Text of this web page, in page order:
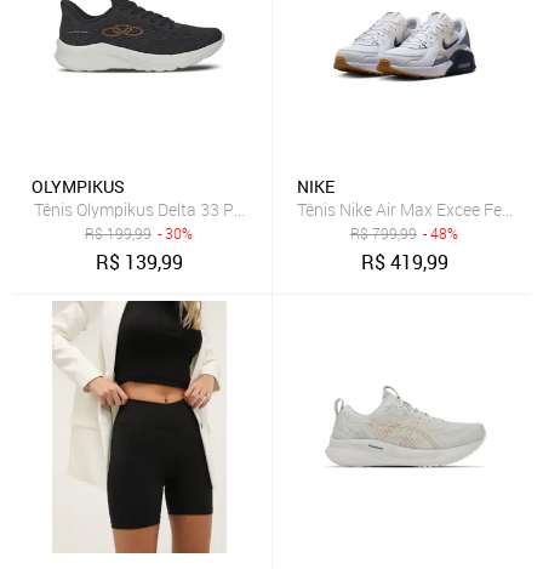
OLYMPIKUS
Tênis Olympikus Delta 33 Preto
R$199,99 - 30%
R$ 139,99
NIKE
Tênis Nike Air Max Excee
R$799,99 - 48%
R$419,99